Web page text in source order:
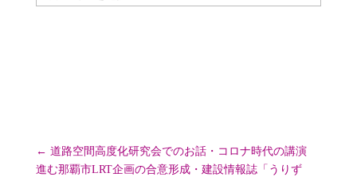
← 道路空間高度化研究会でのお話・コロナ時代の講演
進む那覇市LRT企画の合意形成・建設情報誌「うりず